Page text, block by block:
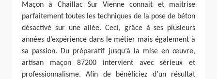
Maçon à Chaillac Sur Vienne connait et maitrise
parfaitement toutes les techniques de la pose de béton
désactivé sur une allée. Ceci, grâce à ses plusieurs
années d’expérience dans le métier mais également à
sa passion. Du préparatif jusqu’à la mise en œuvre,
artisan maçon 87200 intervient avec sérieux et
professionnalisme. Afin de bénéficiez d’un résultat